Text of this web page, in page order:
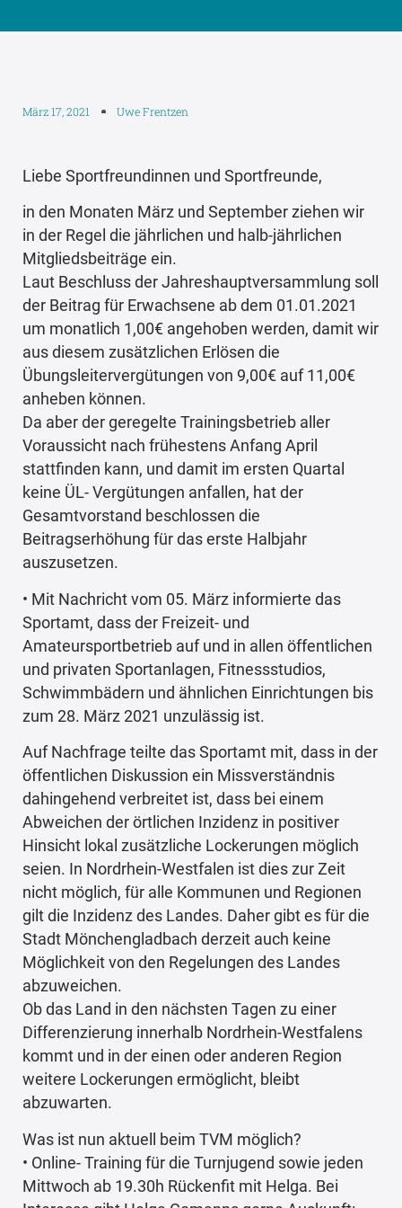
März 17, 2021 Uwe Frentzen
Liebe Sportfreundinnen und Sportfreunde,
in den Monaten März und September ziehen wir
in der Regel die jährlichen und halb-jährlichen
Mitgliedsbeiträge ein.
Laut Beschluss der Jahreshauptversammlung soll
der Beitrag für Erwachsene ab dem 01.01.2021
um monatlich 1,00€ angehoben werden, damit wir
aus diesem zusätzlichen Erlösen die
Übungsleitervergütungen von 9,00€ auf 11,00€
anheben können.
Da aber der geregelte Trainingsbetrieb aller
Voraussicht nach frühestens Anfang April
stattfinden kann, und damit im ersten Quartal
keine ÜL- Vergütungen anfallen, hat der
Gesamtvorstand beschlossen die
Beitragserhöhung für das erste Halbjahr
auszusetzen.
• Mit Nachricht vom 05. März informierte das
Sportamt, dass der Freizeit- und
Amateursportbetrieb auf und in allen öffentlichen
und privaten Sportanlagen, Fitnessstudios,
Schwimmbädern und ähnlichen Einrichtungen bis
zum 28. März 2021 unzulässig ist.
Auf Nachfrage teilte das Sportamt mit, dass in der
öffentlichen Diskussion ein Missverständnis
dahingehend verbreitet ist, dass bei einem
Abweichen der örtlichen Inzidenz in positiver
Hinsicht lokal zusätzliche Lockerungen möglich
seien. In Nordrhein-Westfalen ist dies zur Zeit
nicht möglich, für alle Kommunen und Regionen
gilt die Inzidenz des Landes. Daher gibt es für die
Stadt Mönchengladbach derzeit auch keine
Möglichkeit von den Regelungen des Landes
abzuweichen.
Ob das Land in den nächsten Tagen zu einer
Differenzierung innerhalb Nordrhein-Westfalens
kommt und in der einen oder anderen Region
weitere Lockerungen ermöglicht, bleibt
abzuwarten.
Was ist nun aktuell beim TVM möglich?
• Online- Training für die Turnjugend sowie jeden
Mittwoch ab 19.30h Rückenfit mit Helga. Bei